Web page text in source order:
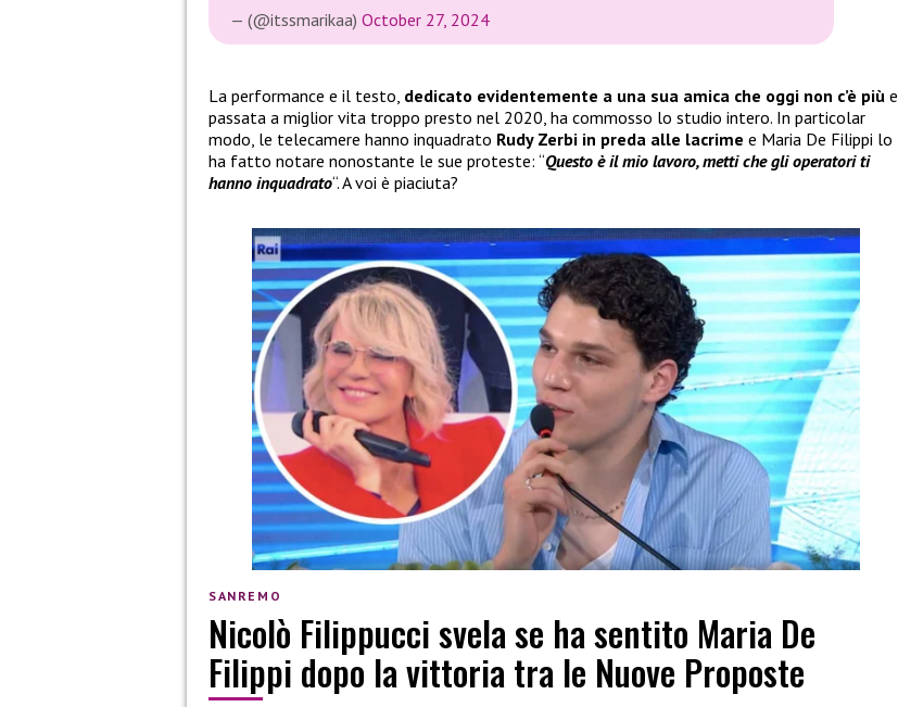
— (@itssmarikaa) October 27, 2024
La performance e il testo, dedicato evidentemente a una sua amica che oggi non c’è più e
passata a miglior vita troppo presto nel 2020, ha commosso lo studio intero. In particolar
modo, le telecamere hanno inquadrato Rudy Zerbi in preda alle lacrime e Maria De Filippi lo
ha fatto notare nonostante le sue proteste: “Questo è il mio lavoro, metti che gli operatori ti
hanno inquadrato“. A voi è piaciuta?
SANREMO
Nicolò Filippucci svela se ha sentito Maria De
Filippi dopo la vittoria tra le Nuove Proposte